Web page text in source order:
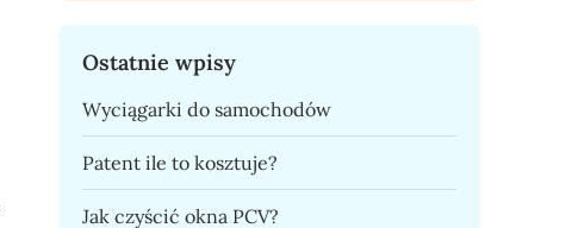
Ostatnie wpisy
Wyciągarki do samochodów
Patent ile to kosztuje?
Jak czyścić okna PCV?